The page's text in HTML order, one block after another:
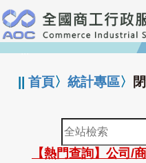
跳
到
主
要
:::
||首頁〉統計專區〉
全
站
檢
【熱門查詢】公司/